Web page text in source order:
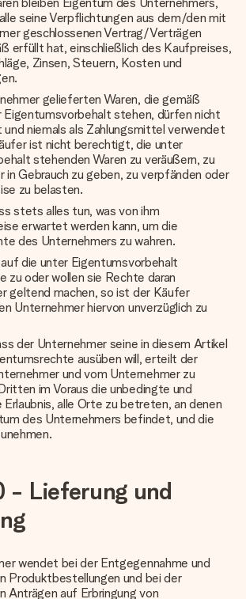
seine Verpflichtungen aus dem/den mit
geschlossenen Vertrag/Verträgen
erfüllt hat, einschließlich des Kaufpreises,
Zinsen, Steuern, Kosten und
gelieferten Waren, die gemäß
Eigentumsvorbehalt stehen, dürfen nicht
niemals als Zahlungsmittel verwendet
ist nicht berechtigt, die unter
stehenden Waren zu veräußern, zu
in Gebrauch zu geben, zu verpfänden oder
zu belasten.
stets alles tun, was von ihm
erwartet werden kann, um die
des Unternehmers zu wahren.
die unter Eigentumsvorbehalt
zu oder wollen sie Rechte daran
geltend machen, so ist der Käufer
Unternehmer hiervon unverzüglich zu
der Unternehmer seine in diesem Artikel
ausüben will, erteilt der
und vom Unternehmer zu
im Voraus die unbedingte und
Erlaubnis, alle Orte zu betreten, an denen
des Unternehmers befindet, und die
- Lieferung und
wendet bei der Entgegennahme und
Produktbestellungen und bei der
Anträgen auf Erbringung von